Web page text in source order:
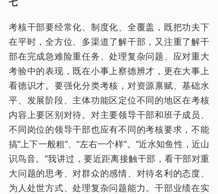
考核干部要经常化、制度化、全覆盖，既把功夫下
在平时，全方位、多渠道了解干部，又注重了解干
部在完成急难险重任务、处理复杂问题、应对重大
考验中的表现，既在小事上察德辨才，更在大事上
看德识才。要强化分类考核，对资源禀赋、基础水
平、发展阶段、主体功能区定位不同的地区在考核
内容上要区别对待。对主要领导干部和班子成员、
不同岗位的领导干部也应有不同的考核要求，不能
搞“上下一般粗”、“左右一个样”。“近水知鱼性，近山
识鸟音。”我讲过，要近距离接触干部，看干部对重
大问题的思考、对群众的感情、对待名利的态度、
为人处世方式、处理复杂问题能力。干部业绩在实